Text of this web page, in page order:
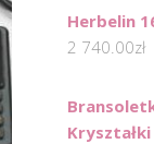
Herbelin
2 740.00zł